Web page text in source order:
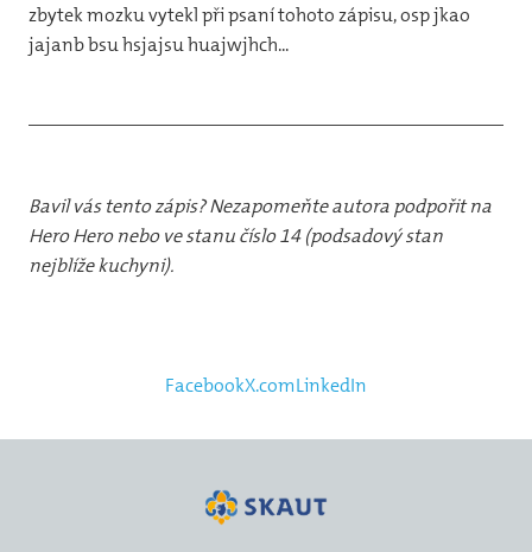
zbytek mozku vytekl při psaní tohoto zápisu, osp jkao
jajanb bsu hsjajsu huajwjhch...
Bavil vás tento zápis? Nezapomeňte autora podpořit na
Hero Hero nebo ve stanu číslo 14 (podsadový stan
nejblíže kuchyni).
FacebookX.comLinkedIn